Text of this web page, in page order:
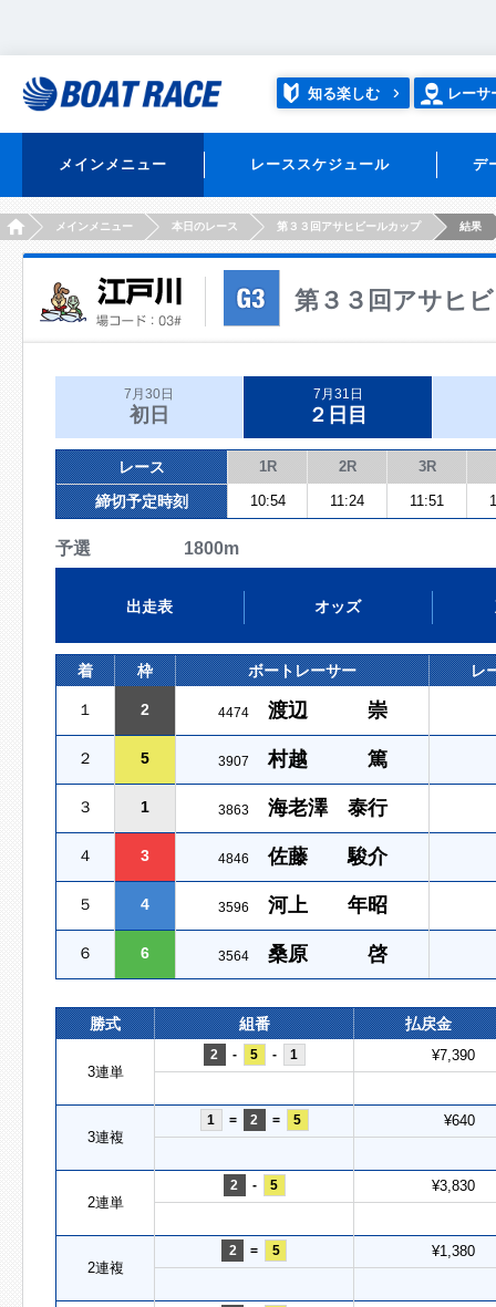
知る楽しむ レーサ
メインメニュー レーススケジュール デ
HOMEメインメニュー 本日のレース 第３３回アサヒビールカップ 結果
第３３回アサヒ
7月30日
初日
7月31日
２日目
レース 1R 2R 3R
締切予定時刻 10:54 11:24 11:51
予選 1800m
出走表 オッズ
着 枠 ボートレーサー レ
１ 2 4474 渡辺 崇
２ 5 3907 村越 篤
３ 1 3863 海老澤 泰行
４ 3 4846 佐藤 駿介
５ 4 3596 河上 年昭
６ 6 3564 桑原 啓
勝式 組番 払戻金
3連単
2 - 5 - 1 ¥7,390
3連複
1 = 2 = 5 ¥640
2連単
2 - 5 ¥3,830
2連複
2 = 5 ¥1,380